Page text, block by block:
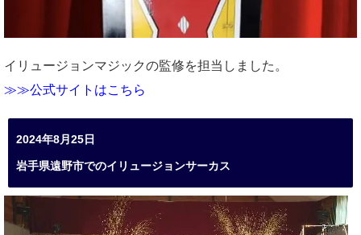
イリュージョンマジックの監修を担当しました。
≫≫公式サイトはこちら
2024年8月25日
岩手県遠野市でのイリュージョンサーカス